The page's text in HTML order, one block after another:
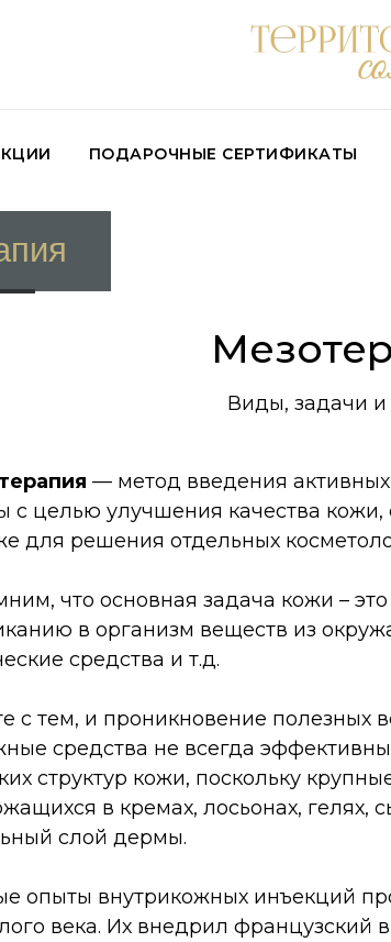
ПОДАРОЧНЫЕ СЕРТИФИКАТЫ
Виды, задачи
— метод введения
с целью улучшения качества кожи,
для решения отдельных
что основная задача кожи –
в организм веществ из
средства и т.д.
с тем, и проникновение полезных
средства не всегда
структур кожи, поскольку
в кремах, лосьонах, гелях,
слой дермы.
опыты внутрикожных инъекций
века. Их внедрил французский